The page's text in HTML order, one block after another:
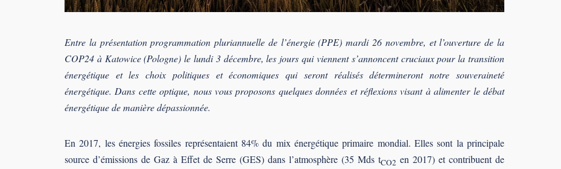
Entre la présentation programmation pluriannuelle de l’énergie (PPE) mardi 26 novembre, et l’ouverture de la
COP24 à Katowice (Pologne) le lundi 3 décembre, les jours qui viennent s’annoncent cruciaux pour la transition
énergétique et les choix politiques et économiques qui seront réalisés détermineront notre souveraineté
énergétique. Dans cette optique, nous vous proposons quelques données et réflexions visant à alimenter le débat
énergétique de manière dépassionnée.
En 2017, les énergies fossiles représentaient 84% du mix énergétique primaire mondial. Elles sont la principale
source d’émissions de Gaz à Effet de Serre (GES) dans l’atmosphère (35 Mds tCO2 en 2017) et contribuent de